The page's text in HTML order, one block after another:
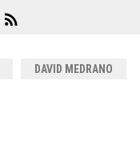
DAVID MEDRANO